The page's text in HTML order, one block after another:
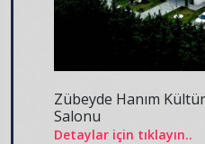
Zübeyde Hanım
Salonu
Detaylar için tıklayın..